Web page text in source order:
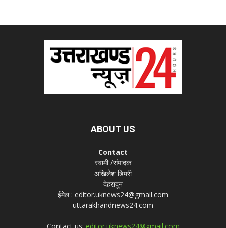
ABOUT US
Contact
स्वामी /संपादक
अखिलेश डिमरी
देहरादून
ईमेल : editor.uknews24@gmail.com
uttarakhandnews24.com